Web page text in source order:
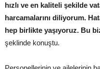
hızlı ve en kaliteli şekilde
harcamalarını diliyorum.
hep birlikte yaşıyoruz. Bu
şeklinde konuştu.